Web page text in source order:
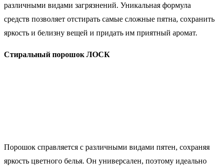
различными видами загрязнений. Уникальная формула
средств позволяет отстирать самые сложные пятна, сохранить
яркость и белизну вещей и придать им приятный аромат.
Стиральный порошок ЛОСК
Порошок справляется с различными видами пятен, сохраняя
яркость цветного белья. Он универсален, поэтому идеально